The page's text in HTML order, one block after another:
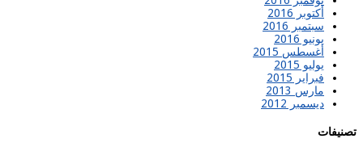
أكتوبر 2016
سبتمبر 2016
يونيو 2016
أغسطس 2015
يوليو 2015
فبراير 2015
مارس 2013
ديسمبر 2012
تصنيفات